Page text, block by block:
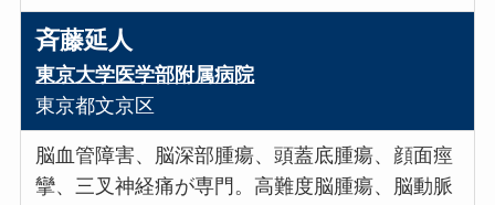
斉藤延人
東京大学医学部附属病院
東京都文京区
脳血管障害、脳深部腫瘍、頭蓋底腫瘍、顔面痙
攣、三叉神経痛が専門。高難度脳腫瘍、脳動脈